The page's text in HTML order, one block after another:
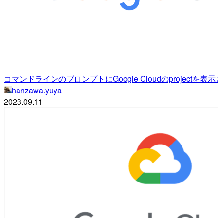
コマンドラインのプロンプトにGoogle Cloudのprojectを表示
hanzawa.yuya
2023.09.11